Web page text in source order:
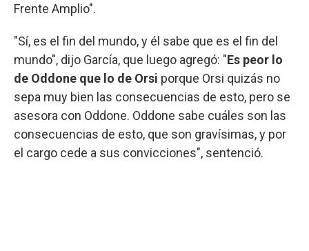
Frente Amplio".
"Sí, es el fin del mundo, y él sabe que es el fin del
mundo", dijo García, que luego agregó: "Es peor lo
de Oddone que lo de Orsi porque Orsi quizás no
sepa muy bien las consecuencias de esto, pero se
asesora con Oddone. Oddone sabe cuáles son las
consecuencias de esto, que son gravísimas, y por
el cargo cede a sus convicciones", sentenció.